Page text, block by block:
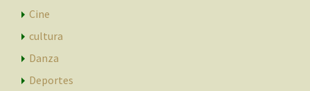
Cine
cultura
Danza
Deportes